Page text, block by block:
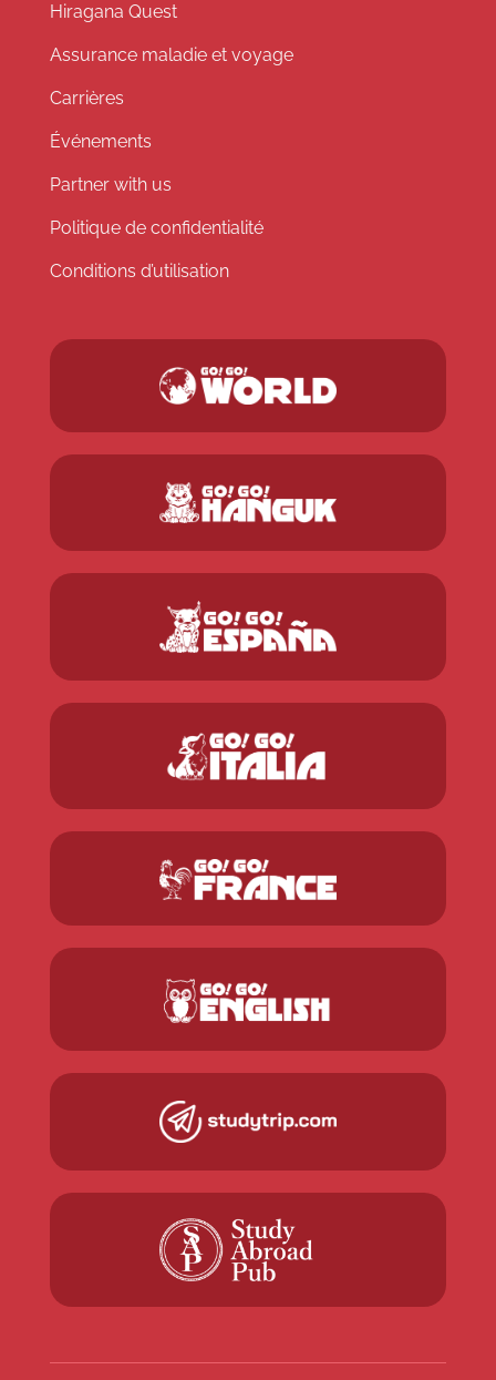
Hiragana Quest
Assurance maladie et voyage
Carrières
Événements
Partner with us
Politique de confidentialité
Conditions d’utilisation